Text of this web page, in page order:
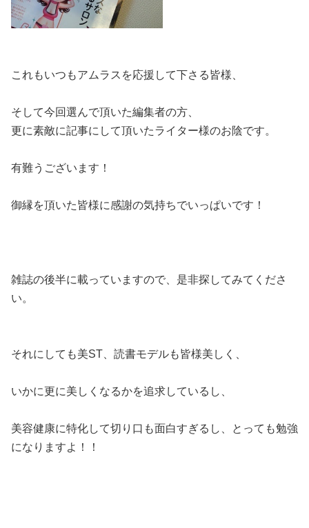
これもいつもアムラスを応援して下さる皆様、
そして今回選んで頂いた編集者の方、
更に素敵に記事にして頂いたライター様のお陰です。
有難うございます！
御縁を頂いた皆様に感謝の気持ちでいっぱいです！
雑誌の後半に載っていますので、是非探してみてくださ
い。
それにしても美ST、読書モデルも皆様美しく、
いかに更に美しくなるかを追求しているし、
美容健康に特化して切り口も面白すぎるし、とっても勉強
になりますよ！！